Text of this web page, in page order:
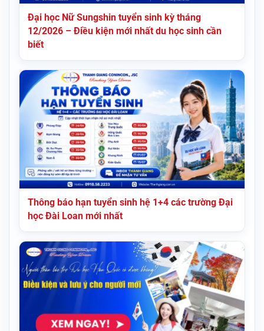
Đại học Nữ Sungshin tuyển sinh kỳ tháng
12/2026 – Điều kiện mới nhất du học sinh cần
biết
Thông báo hạn tuyển sinh hệ 1+4 các trường Đại
học Đài Loan mới nhất